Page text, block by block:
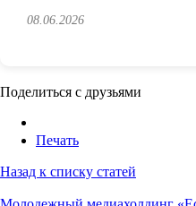
08.06.2026
Поделиться с друзьями
Печать
Назад к списку статей